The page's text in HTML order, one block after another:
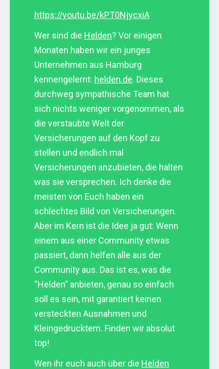
https://youtu.be/kPT0NjycxiA
Wer sind die Helden? Vor einigen
Monaten haben wir ein junges
Unternehmen aus Hamburg
kennengelernt: helden.de. Dieses
durchweg sympathische Team hat
sich nichts weniger vorgenommen, als
die verstaubte Welt der
Versicherungen auf den Kopf zu
stellen und endlich mal
Versicherungen anzubieten, die halten
was sie versprechen. Ich denke die
meisten von Euch haben ein
schlechtes Bild von Versicherungen.
Aber im Kern ist die Idee ja gut: Wenn
einem aus einer Community etwas
passiert, dann helfen alle aus der
Community aus. Das ist es, was die
“Helden” anbieten, genau so einfach
soll es sein, mit garantiert keinen
versteckten Ausnahmen und
Kleingedrucktem. Finden wir absolut
top!
Wen ihr euch auch über die Helden